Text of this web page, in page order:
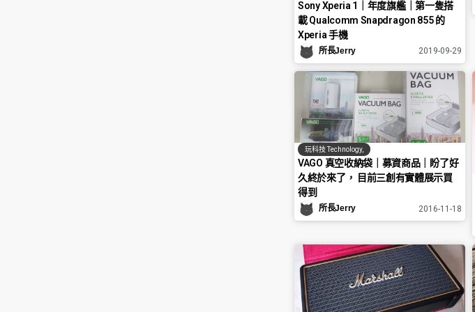
Sony Xperia 1｜年度旗艦｜第一隻搭
載 Qualcomm Snapdragon 855 的
Xperia 手機
所長Jerry 2019-09-29
玩科技 Technology,
VAGO 真空收納袋｜募資商品｜盼了好
久終於來了， 目前三創有實體展示買
得到
所長Jerry 2016-11-18